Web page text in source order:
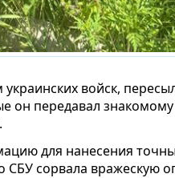
войск,
он передавал знакомому
для нанесения
СБУ сорвала вражескую